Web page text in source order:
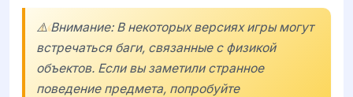
⚠️ Внимание: В некоторых версиях игры могут
встречаться баги, связанные с физикой
объектов. Если вы заметили странное
поведение предмета, попробуйте